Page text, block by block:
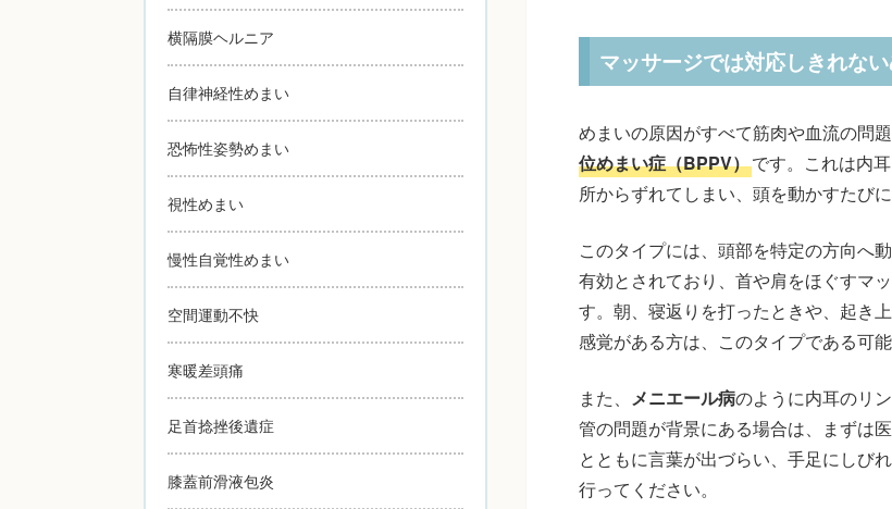
マッサージでは対応しきれな
めまいの原因がすべて筋肉や血流の問
位めまい症（BPPV）です。これは内
所からずれてしまい、頭を動かすたび
このタイプには、頭部を特定の方向へ
有効とされており、首や肩をほぐすマ
す。朝、寝返りを打ったときや、起き
感覚がある方は、このタイプである可能
また、 メニエール病のように内耳のリ
管の問題が背景にある場合は、まずは
とともに言葉が出づらい、手足にしび
行ってください。
横隔膜ヘルニア
自律神経性めまい
恐怖性姿勢めまい
視性めまい
慢性自覚性めまい
空間運動不快
寒暖差頭痛
足首捻挫後遺症
膝蓋前滑液包炎